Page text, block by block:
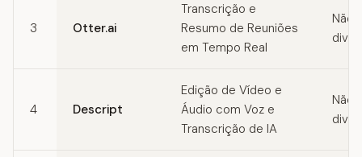
3 Otter.ai
Transcrição e
Resumo de Reuniões
em Tempo Real
Não
4 Descript
Edição de Vídeo e
Áudio com Voz e
Transcrição de IA
Não